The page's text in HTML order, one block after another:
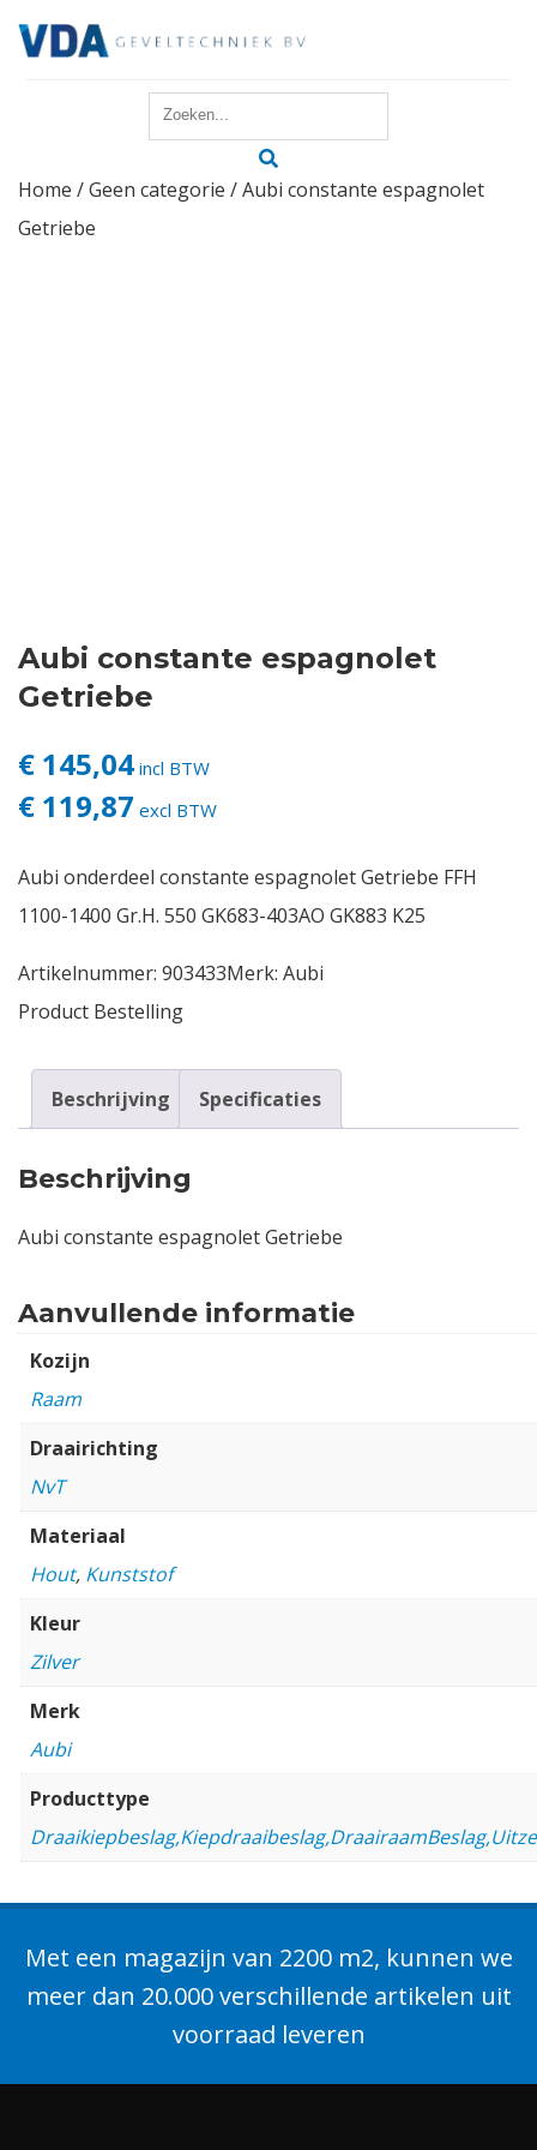
Reparatie
Login
Home /Geen categorie / Aubi constante espagnolet
Getriebe
Aubi constante espagnolet
Getriebe
€ 145,04 incl BTW
€ 119,87 excl BTW
Aubi onderdeel constante espagnolet Getriebe FFH
1100-1400 Gr.H. 550 GK683-403AO GK883 K25
Artikelnummer: 903433Merk: Aubi
Product Bestelling
Beschrijving Specificaties
Beschrijving
Aubi constante espagnolet Getriebe
Aanvullende informatie
Kozijn
Raam
Draairichting
NvT
Materiaal
Hout, Kunststof
Kleur
Zilver
Merk
Aubi
Producttype
Met een magazijn van 2200 m2, kunnen we
meer dan 20.000 verschillende artikelen uit
voorraad leveren